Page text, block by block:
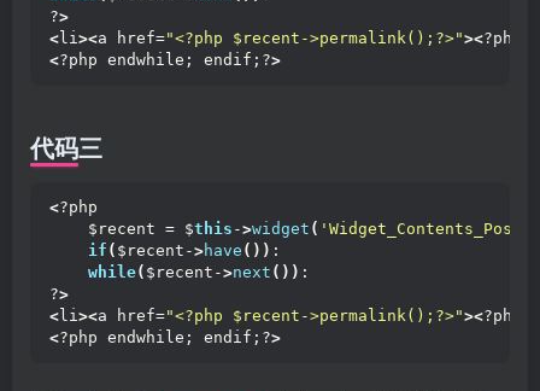
?>
< li><a href="<?php $recent->permalink();?>"><?php
<?php endwhile; endif;?>
代码三
<?php
    $recent = $
this ->widget (
if ( $recent->have ()) :
while( $recent->next ()) :
?>
< li><a href="<?php $recent->permalink();?>"><?php
<?php endwhile; endif;?>